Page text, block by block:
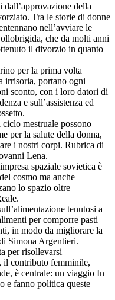
della
Tra le storie di donne
nell’avviare le
che da molti anni
il divorzio in quanto
per la prima volta
irrisoria, portano ogni
sconto, con i loro datori di
e sull’assistenza ed
mestruale possono
per la salute della donna,
i nostri corpi. Rubrica di
Lena.
spaziale sovietica è
cosmo ma anche
lo spazio oltre
tenutosi a
per comporre pasti
in modo da migliorare la
Simona Argentieri.
per risollevarsi
il contributo femminile,
è centrale: un viaggio In
e fanno politica queste